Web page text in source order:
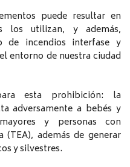
puede resultar en
los utilizan, y además,
de incendios interfase y
entorno de nuestra ciudad
esta prohibición: la
adversamente a bebés y
y personas con
además de generar
y silvestres.